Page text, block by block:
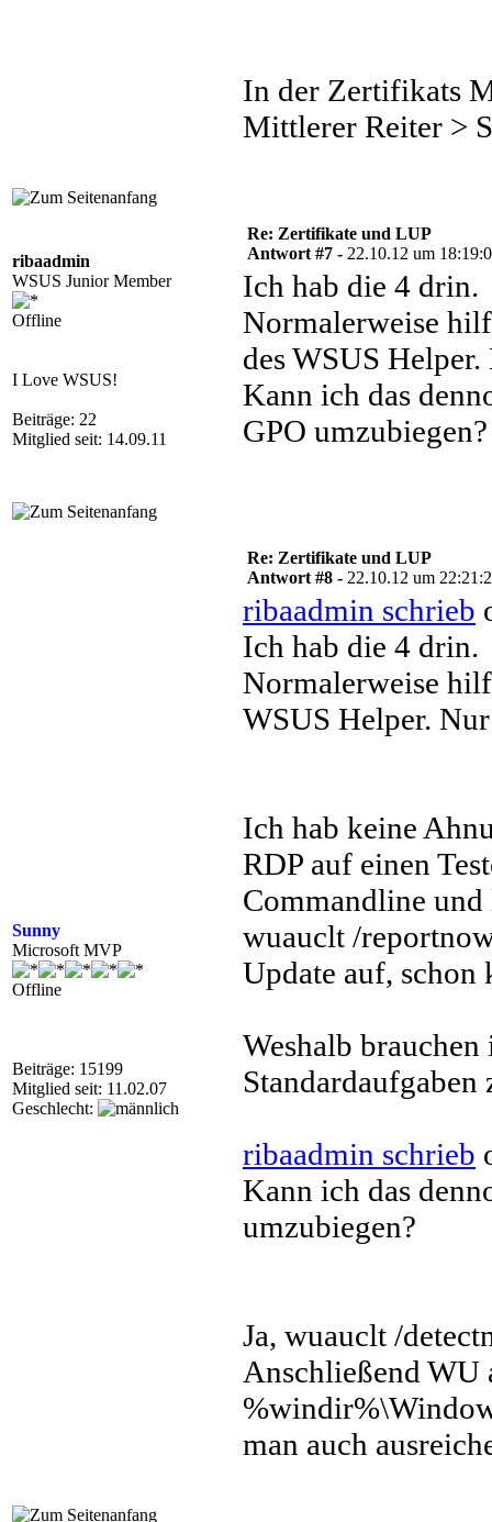
In der Zertifikats
Mittlerer Reiter >
ribaadmin
WSUS Junior Member
Offline
I Love WSUS!
Beiträge: 22
Mitglied seit: 14.09.11
Re: Zertifikate und LUP
Antwort #7 - 22.10.12 um
Ich hab die 4 drin.
Normalerweise
des WSUS
Kann ich das
GPO umzubiegen?
Sunny
Microsoft MVP
Offline
Beiträge: 15199
Mitglied seit: 11.02.07
Geschlecht:
Re: Zertifikate und LUP
Antwort #8 - 22.10.12 um
ribaadmin schrieb
Ich hab die 4 drin.
Normalerweise
WSUS Helper.
Ich hab keine
RDP auf einen
Commandline
wuauclt /
Update auf, schon
Weshalb
Standardaufgaben
ribaadmin schrieb
Kann ich das
umzubiegen?
Ja, wuauclt /
Anschließend
man auch